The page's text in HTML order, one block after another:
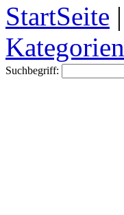
StartSeite |
Kategorien
Suchbegriff: